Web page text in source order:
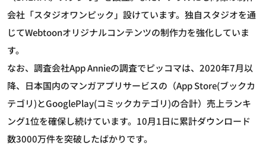
会社「スタジオワンピック」設けています。独自スタジオを通
じてWebtoonオリジナルコンテンツの制作力を強化していま
す。
なお、調査会社App Annieの調査でピッコマは、2020年7月以
降、日本国内のマンガアプリサービスの（App Store(ブックカ
テゴリ)とGooglePlay(コミックカテゴリ)の合計）売上ランキ
ング1位を確保し続けています。10月1日に累計ダウンロード
数3000万件を突破したばかりです。